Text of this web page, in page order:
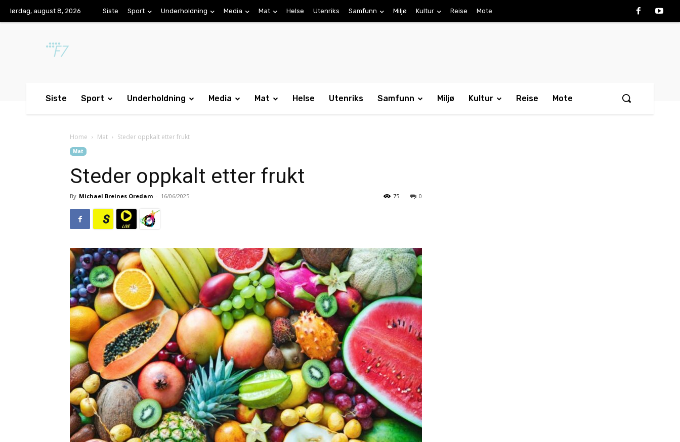
lørdag, august 8, 2026 Siste Sport Underholdning Media Mat Helse Utenriks Samfunn Miljø Kultur Reise Mote
Siste Sport Underholdning Media Mat Helse Utenriks Samfunn Miljø Kultur Reise Mote
Home Mat Steder oppkalt etter frukt
Mat
Steder oppkalt etter frukt
By Michael Breines Oredam - 16/06/2025 0
75